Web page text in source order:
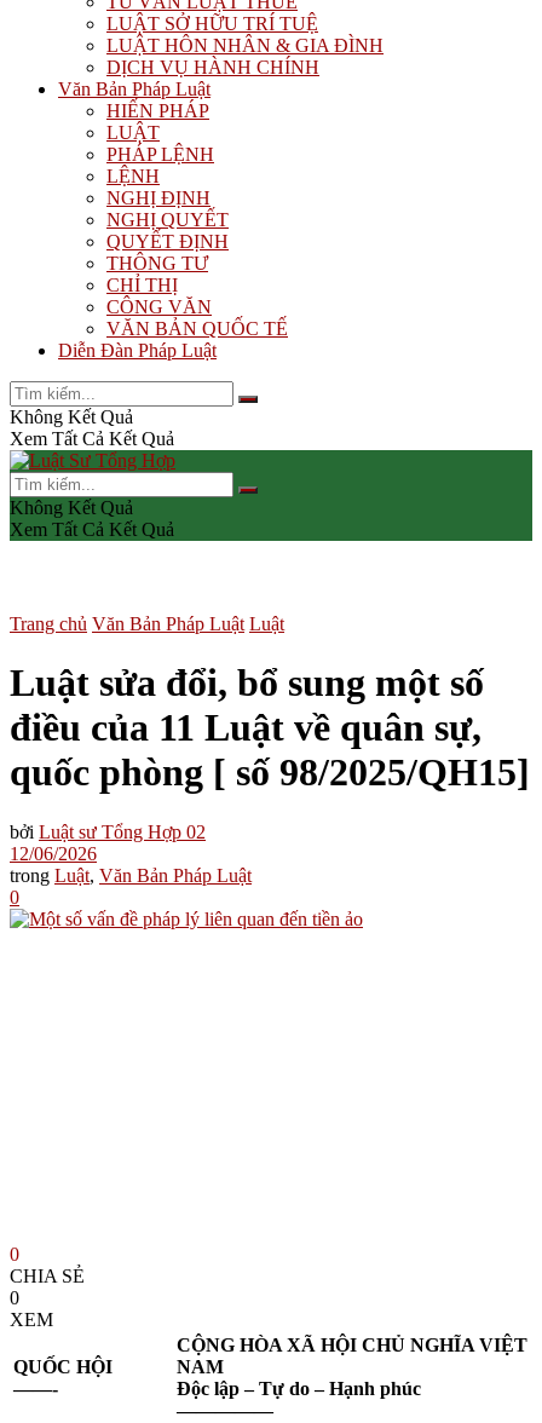
LUẬT SỞ HỮU TRÍ TUỆ
LUẬT HÔN NHÂN & GIA ĐÌNH
DỊCH VỤ HÀNH CHÍNH
Văn Bản Pháp Luật
HIẾN PHÁP
LUẬT
PHÁP LỆNH
LỆNH
NGHỊ ĐỊNH
NGHỊ QUYẾT
QUYẾT ĐỊNH
THÔNG TƯ
CHỈ THỊ
CÔNG VĂN
VĂN BẢN QUỐC TẾ
Diễn Đàn Pháp Luật
Không Kết Quả
Xem Tất Cả Kết Quả
Không Kết Quả
Xem Tất Cả Kết Quả
Trang chủ Văn Bản Pháp Luật Luật
Luật sửa đổi, bổ sung một số
điều của 11 Luật về quân sự,
quốc phòng [ số 98/2025/QH15]
bởi Luật sư Tổng Hợp 02
12/06/2026
trong Luật, Văn Bản Pháp Luật
0
0
CHIA SẺ
0
XEM
QUỐC HỘI
——-
CỘNG HÒA XÃ HỘI CHỦ NGHĨA VIỆT
NAM
Độc lập – Tự do – Hạnh phúc
—————